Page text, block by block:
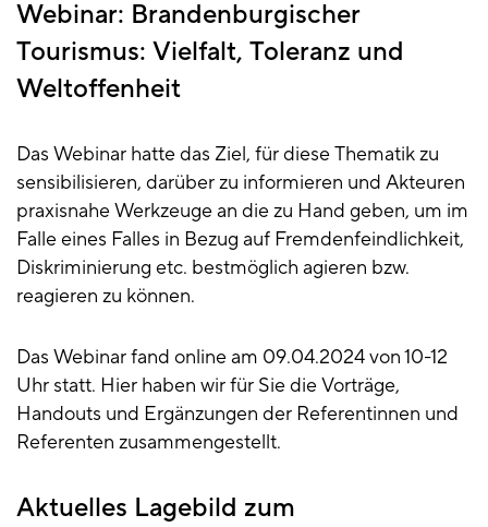
Webinar: Brandenburgischer
Tourismus: Vielfalt, Toleranz und
Weltoffenheit
Das Webinar hatte das Ziel, für diese Thematik zu
sensibilisieren, darüber zu informieren und Akteuren
praxisnahe Werkzeuge an die zu Hand geben, um im
Falle eines Falles in Bezug auf Fremdenfeindlichkeit,
Diskriminierung etc. bestmöglich agieren bzw.
reagieren zu können.
Das Webinar fand online am 09.04.2024 von 10-12
Uhr statt. Hier haben wir für Sie die Vorträge,
Handouts und Ergänzungen der Referentinnen und
Referenten zusammengestellt.
Aktuelles Lagebild zum